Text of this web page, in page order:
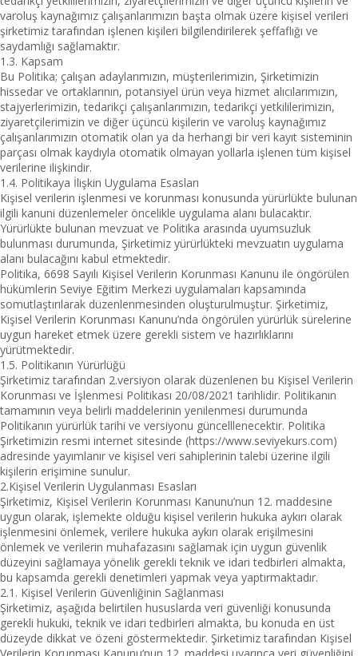
varoluş kaynağımız çalışanlarımızın başta olmak üzere kişisel verileri
şirketimiz tarafından işlenen kişileri bilgilendirilerek şeffaflığı ve
saydamlığı sağlamaktır.
1.3. Kapsam
Bu Politika; çalışan adaylarımızın, müşterilerimizin, Şirketimizin
hissedar ve ortaklarının, potansiyel ürün veya hizmet alıcılarımızın,
stajyerlerimizin, tedarikçi çalışanlarımızın, tedarikçi yetkililerimizin,
ziyaretçilerimizin ve diğer üçüncü kişilerin ve varoluş kaynağımız
çalışanlarımızın otomatik olan ya da herhangi bir veri kayıt sisteminin
parçası olmak kaydıyla otomatik olmayan yollarla işlenen tüm kişisel
verilerine ilişkindir.
1.4. Politikaya İlişkin Uygulama Esasları
Kişisel verilerin işlenmesi ve korunması konusunda yürürlükte bulunan
ilgili kanuni düzenlemeler öncelikle uygulama alanı bulacaktır.
Yürürlükte bulunan mevzuat ve Politika arasında uyumsuzluk
bulunması durumunda, Şirketimiz yürürlükteki mevzuatın uygulama
alanı bulacağını kabul etmektedir.
Politika, 6698 Sayılı Kişisel Verilerin Korunması Kanunu ile öngörülen
hükümlerin Seviye Eğitim Merkezi uygulamaları kapsamında
somutlaştırılarak düzenlenmesinden oluşturulmuştur. Şirketimiz,
Kişisel Verilerin Korunması Kanunu’nda öngörülen yürürlük sürelerine
uygun hareket etmek üzere gerekli sistem ve hazırlıklarını
yürütmektedir.
1.5. Politikanın Yürürlüğü
Şirketimiz tarafından 2.versiyon olarak düzenlenen bu Kişisel Verilerin
Korunması ve İşlenmesi Politikası 20/08/2021 tarihlidir. Politikanın
tamamının veya belirli maddelerinin yenilenmesi durumunda
Politikanın yürürlük tarihi ve versiyonu güncelllenecektir. Politika
Şirketimizin resmi internet sitesinde (https://www.seviyekurs.com)
adresinde yayımlanır ve kişisel veri sahiplerinin talebi üzerine ilgili
kişilerin erişimine sunulur.
2.Kişisel Verilerin Uygulanması Esasları
Şirketimiz, Kişisel Verilerin Korunması Kanunu’nun 12. maddesine
uygun olarak, işlemekte olduğu kişisel verilerin hukuka aykırı olarak
işlenmesini önlemek, verilere hukuka aykırı olarak erişilmesini
önlemek ve verilerin muhafazasını sağlamak için uygun güvenlik
düzeyini sağlamaya yönelik gerekli teknik ve idari tedbirleri almakta,
bu kapsamda gerekli denetimleri yapmak veya yaptırmaktadır.
2.1. Kişisel Verilerin Güvenliğinin Sağlanması
Şirketimiz, aşağıda belirtilen hususlarda veri güvenliği konusunda
gerekli hukuki, teknik ve idari tedbirleri almakta, bu konuda en üst
düzeyde dikkat ve özeni göstermektedir. Şirketimiz tarafından Kişisel